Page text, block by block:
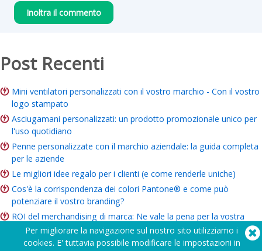
Post Recenti
Mini ventilatori personalizzati con il vostro marchio - Con il vostro
logo stampato
Asciugamani personalizzati: un prodotto promozionale unico per
l'uso quotidiano
Penne personalizzate con il marchio aziendale: la guida completa
per le aziende
Le migliori idee regalo per i clienti (e come renderle uniche)
Cos'è la corrispondenza dei colori Pantone® e come può
potenziare il vostro branding?
ROI del merchandising di marca: Ne vale la pena per la vostra
azienda?
Guida al merchandising di beneficenza: Idee, budget e modalità di
Per migliorare la navigazione sul nostro sito utilizziamo i
cookies. E' tuttavia possibile modificare le impostazioni in